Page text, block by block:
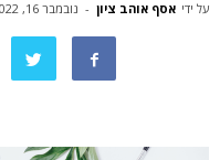
על ידי אסף אוהב ציון - נובמבר 16, 2022